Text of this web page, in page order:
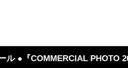
ル ●『COMMERCIAL PHOTO